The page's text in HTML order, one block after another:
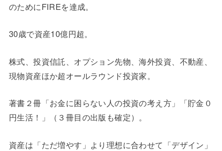
のためにFIREを達成。
30歳で資産10億円超。
株式、投資信託、オプション先物、海外投資、不動産、
現物資産ほか超オールラウンド投資家。
著書２冊「お金に困らない人の投資の考え方」「貯金０
円生活！」（３冊目の出版も確定）。
資産は「ただ増やす」より理想に合わせて「デザイン」